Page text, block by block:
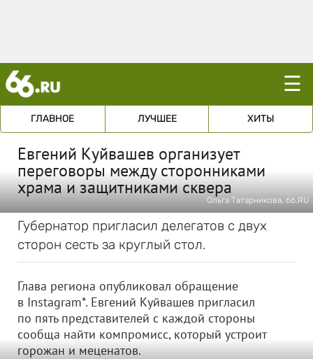
☰
ГЛАВНОЕ ЛУЧШЕЕ ХИТЫ
Евгений Куйвашев организует
переговоры между сторонниками
храма и защитниками сквера
Ольга Татарникова, 66.RU
Губернатор пригласил делегатов с двух
сторон сесть за круглый стол.
Глава региона опубликовал обращение
в Instagram*. Евгений Куйвашев пригласил
по пять представителей с каждой стороны
сообща найти компромисс, который устроит
горожан и меценатов.